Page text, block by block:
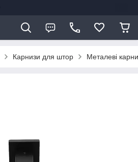
Карнизи для штор Металеві